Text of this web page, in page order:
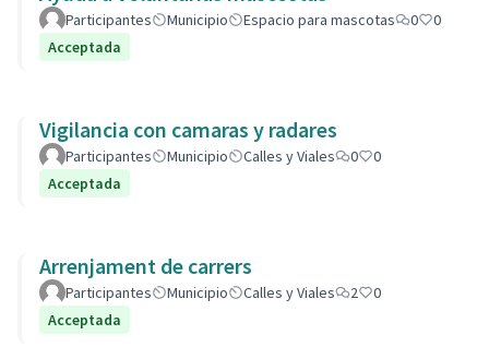
Participantes Municipio Espacio para mascotas 0
0
Acceptada
Vigilancia con camaras y radares
Participantes Municipio Calles y Viales 0
0
Acceptada
Arrenjament de carrers
Participantes Municipio Calles y Viales 2
0
Acceptada